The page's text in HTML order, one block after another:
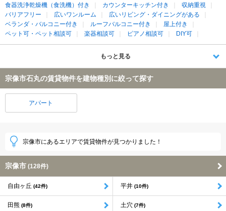
食器洗浄乾燥機（食洗機）付き
カウンターキッチン付き
収納重視
バリアフリー
広いワンルーム
広いリビング・ダイニングがある
ベランダ・バルコニー付き
ルーフバルコニー付き
屋上付き
ペット可・ペット相談可
楽器相談可 ピアノ相談可 DIY可
もっと見る
宗像市石丸の賃貸物件を建物種別に絞って探す
アパート
宗像市にあるエリアで賃貸物件が見つかりました！
宗像市 (128件)
自由ヶ丘 (42件) 平井 (10件)
田熊 (8件) 土穴 (7件)